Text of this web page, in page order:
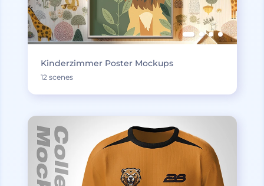
Kinderzimmer Poster Mockups
12 scenes